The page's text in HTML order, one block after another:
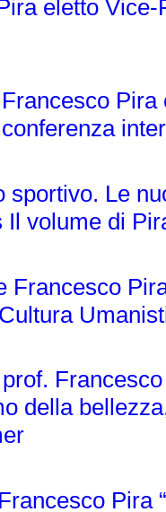
eletto
conferenza
sportivo. Le
Il volume di
Francesco
della
Pira